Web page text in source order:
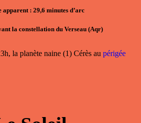
apparent : 29,6 minutes d’arc
la constellation du Verseau (Aqr)
la planète naine (1) Cérès au périgée